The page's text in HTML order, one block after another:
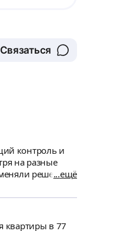
Связаться
контроль и
на разные
ещё